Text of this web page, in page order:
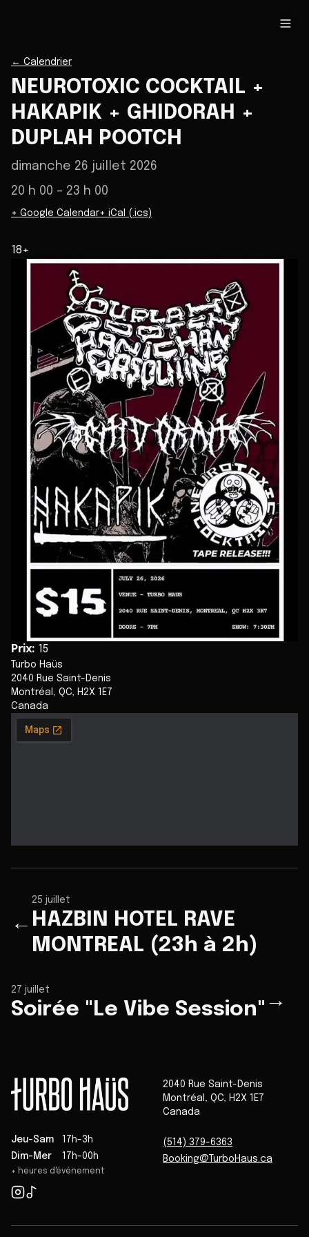
← Calendrier
NEUROTOXIC COCKTAIL +
HAKAPIK + GHIDORAH +
DUPLAH POOTCH
dimanche 26 juillet 2026
20 h 00 – 23 h 00
+ Google Calendar+ iCal (.ics)
18+
Prix: 15
Turbo Haüs
2040 Rue Saint-Denis
Montréal , QC, H2X 1E7
Canada
←
25 juillet
HAZBIN HOTEL RAVE
MONTREAL (23h à 2h)
27 juillet
Soirée "Le Vibe Session" →
Jeu-Sam
17h-3h
Dim-Mer
17h-00h
+ heures d'événement
2040 Rue Saint-Denis
Montréal , QC, H2X 1E7
Canada
(514) 379-6363
Booking@TurboHaus.ca